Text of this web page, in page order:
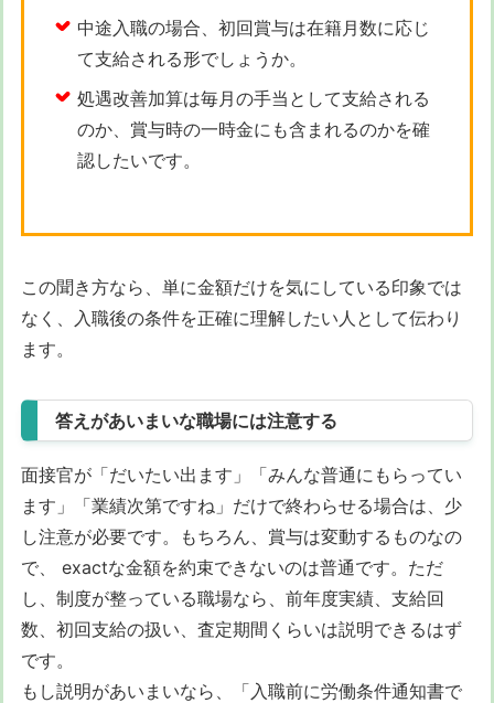
中途入職の場合、初回賞与は在籍月数に応じ
て支給される形でしょうか。
処遇改善加算は毎月の手当として支給される
のか、賞与時の一時金にも含まれるのかを確
認したいです。
この聞き方なら、単に金額だけを気にしている印象では
なく、入職後の条件を正確に理解したい人として伝わり
ます。
答えがあいまいな職場には注意する
面接官が「だいたい出ます」「みんな普通にもらってい
ます」「業績次第ですね」だけで終わらせる場合は、少
し注意が必要です。もちろん、賞与は変動するものなの
で、 exactな金額を約束できないのは普通です。ただ
し、制度が整っている職場なら、前年度実績、支給回
数、初回支給の扱い、査定期間くらいは説明できるはず
です。
もし説明があいまいなら、「入職前に労働条件通知書で